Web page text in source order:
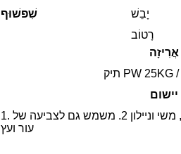
שִׁפשׁוּף יָבֵשׁ
רָטוֹב
אֲרִיזָה
יישום
1. משמש בעיקר לצביעה על צמר, משי וניילון 2. משמש גם לצביעה של
עור ועץ